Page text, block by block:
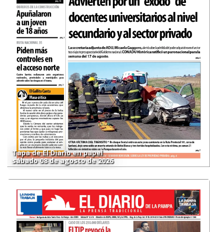
Tapa de El Diario en papel
sábado 08 de agosto de 2026